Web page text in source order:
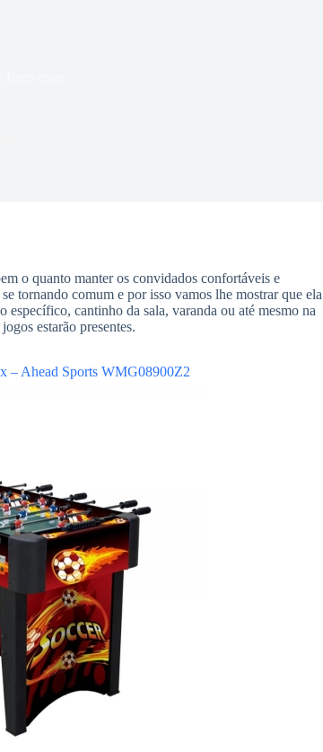
o quanto manter os convidados confortáveis e
tornando comum e por isso vamos lhe mostrar que ela
específico, cantinho da sala, varanda ou até mesmo na
estarão presentes.
– Ahead Sports WMG08900Z2